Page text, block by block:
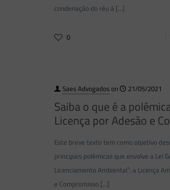
condenação do réu à […]
0
Saes Advogadoson 21/05/2021
Saiba o que é a
Licença por Adesão e
Este breve texto tem como objetivo
principais polêmicas que envolve a Lei
Licenciamento Ambiental¹: a Licença
e Compromisso […]